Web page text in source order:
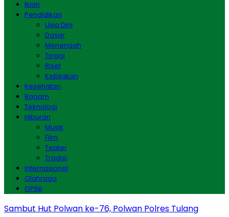
Iklan
Pendidikan
Usia Dini
Dasar
Menengah
Tinggi
Riset
Kebijakan
Kesehatan
Ragam
Teknologi
Hiburan
Musik
Film
Teater
Tradisi
Internasional
Olahraga
OPINI
Sambut Hut Polwan ke-76, Polwan Polres Tulang